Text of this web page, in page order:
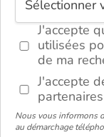
J'accepte
utilisées
de ma
J'accepte
partenaires
Nous vous informons
au démarchage